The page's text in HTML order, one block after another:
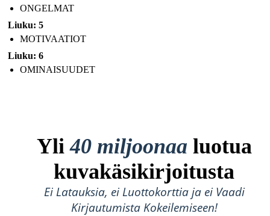
ONGELMAT
Liuku: 5
MOTIVAATIOT
Liuku: 6
OMINAISUUDET
Yli40 miljoonaa luotua
kuvakäsikirjoitusta
Ei Latauksia, ei Luottokorttia ja ei Vaadi
Kirjautumista Kokeilemiseen!